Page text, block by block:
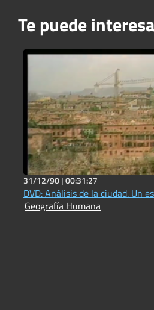
Te puede
31/12/90 |00:31:27
DVD: Análisis de la ciudad. Un
Geografía Humana